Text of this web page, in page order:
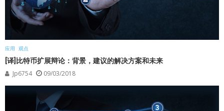
应用 观点
[译]比特币扩展辩论：背景，建议的解决方案和未来
Jp6754 09/03/2018